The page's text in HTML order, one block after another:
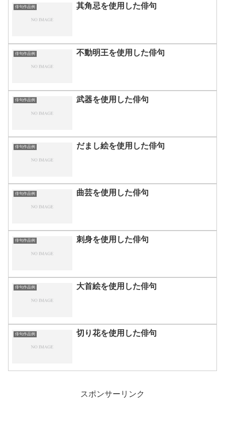
俳句作品例 其角忌を使用した俳句
俳句作品例 不動明王を使用した俳句
俳句作品例 武器を使用した俳句
俳句作品例 だまし絵を使用した俳句
俳句作品例 曲芸を使用した俳句
俳句作品例 刺身を使用した俳句
俳句作品例 大首絵を使用した俳句
俳句作品例 切り花を使用した俳句
スポンサーリンク